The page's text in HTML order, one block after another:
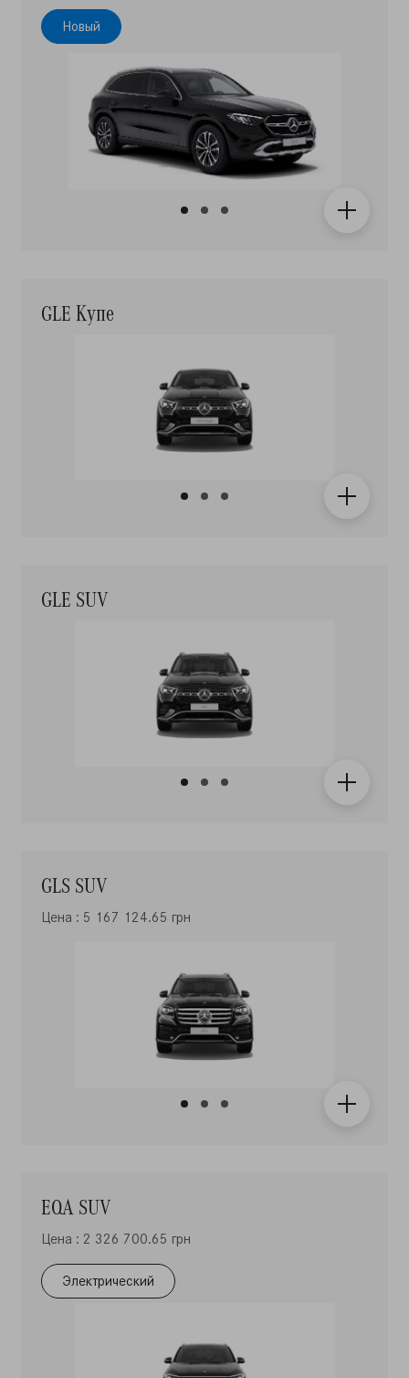
Новый
GLE Купе
GLE SUV
GLS SUV
Цена : 5 167 124.65 грн
EQA SUV
Цена : 2 326 700.65 грн
Электрический